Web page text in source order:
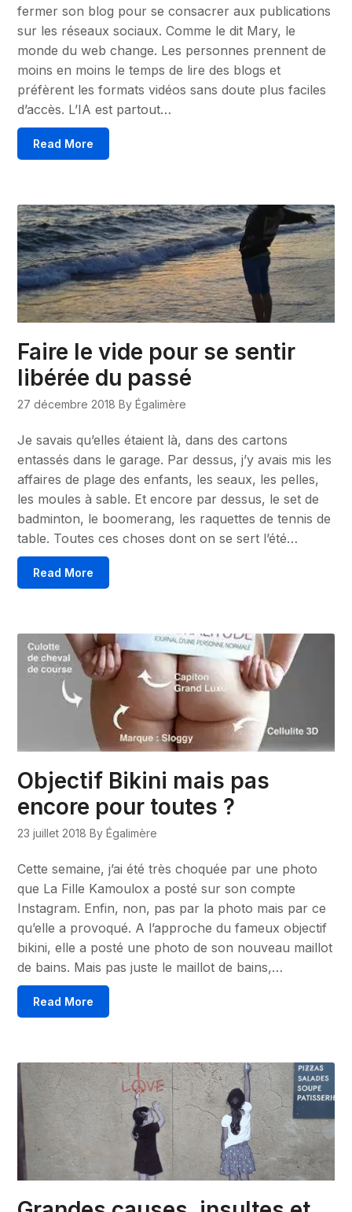
fermer son blog pour se consacrer aux publications
sur les réseaux sociaux. Comme le dit Mary, le
monde du web change. Les personnes prennent de
moins en moins le temps de lire des blogs et
préfèrent les formats vidéos sans doute plus faciles
d’accès. L’IA est partout…
Read More
Faire le vide pour se sentir
libérée du passé
27 décembre 2018 By Égalimère
Je savais qu’elles étaient là, dans des cartons
entassés dans le garage. Par dessus, j’y avais mis les
affaires de plage des enfants, les seaux, les pelles,
les moules à sable. Et encore par dessus, le set de
badminton, le boomerang, les raquettes de tennis de
table. Toutes ces choses dont on se sert l’été…
Read More
Objectif Bikini mais pas
encore pour toutes ?
23 juillet 2018 By Égalimère
Cette semaine, j’ai été très choquée par une photo
que La Fille Kamoulox a posté sur son compte
Instagram. Enfin, non, pas par la photo mais par ce
qu’elle a provoqué. A l’approche du fameux objectif
bikini, elle a posté une photo de son nouveau maillot
de bains. Mais pas juste le maillot de bains,…
Read More